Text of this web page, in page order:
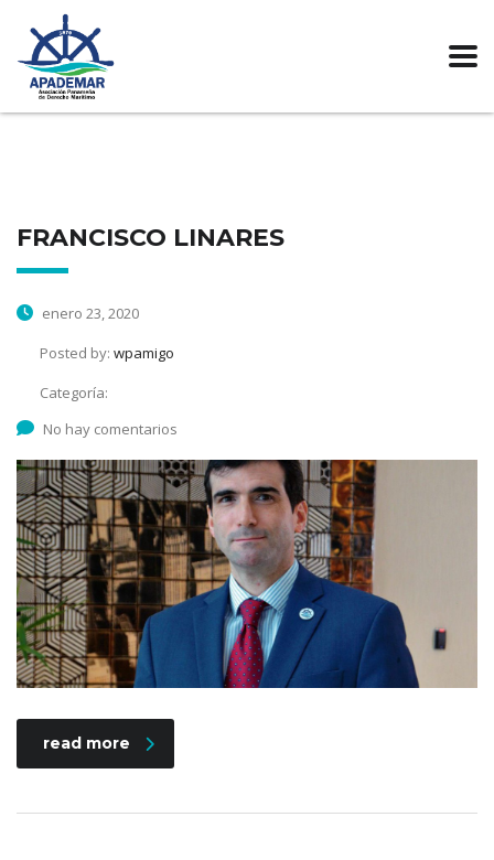
FRANCISCO LINARES
enero 23, 2020
Posted by: wpamigo
Categoría:
No hay comentarios
read more